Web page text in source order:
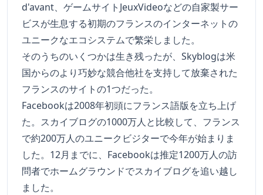
d'avant、ゲームサイトJeuxVideoなどの自家製サー
ビスが生息する初期のフランスのインターネットの
ユニークなエコシステムで繁栄しました。
そのうちのいくつかは生き残ったが、Skyblogは米
国からのより巧妙な競合他社を支持して放棄された
フランスのサイトの1つだった。
Facebookは2008年初頭にフランス語版を立ち上げ
た。スカイブログの1000万人と比較して、フランス
で約200万人のユニークビジターで今年が始まりま
した。12月までに、Facebookは推定1200万人の訪
問者でホームグラウンドでスカイブログを追い越し
ました。